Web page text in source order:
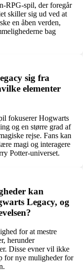
RPG-spil, der foregår
skiller sig ud ved at
en åben verden,
bag
sig fra
elementer
fokuserer Hogwarts
og en større grad af
rejse. Fans kan
magi og interagere
Potter-universet.
kan
Legacy, og
for at mestre
herunder
Disse evner vil ikke
for nye muligheder for